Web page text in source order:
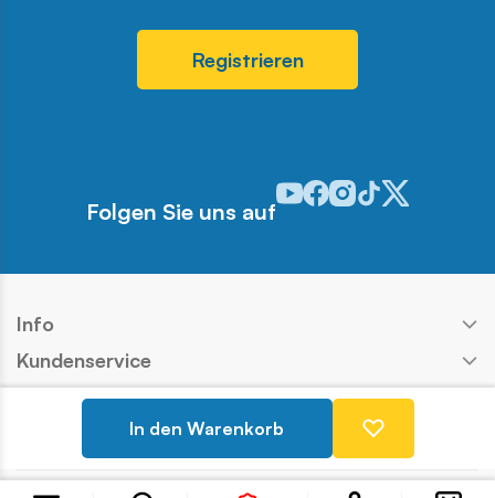
In den Warenkorb
Registrieren
Folgen Sie uns auf
Odwiedź nasz profil w
Odwiedź nasz profil w
Odwiedź nasz profil w
Odwiedź nasz
Odwiedź nasz
Info
Kundenservice